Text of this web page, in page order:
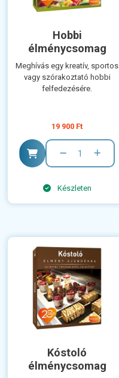
Hobbi
élménycsomag
Meghívás egy kreatív, sportos
vagy szórakoztató hobbi
felfedezésére.
19 900 Ft
Készleten
Kóstoló
élménycsomag